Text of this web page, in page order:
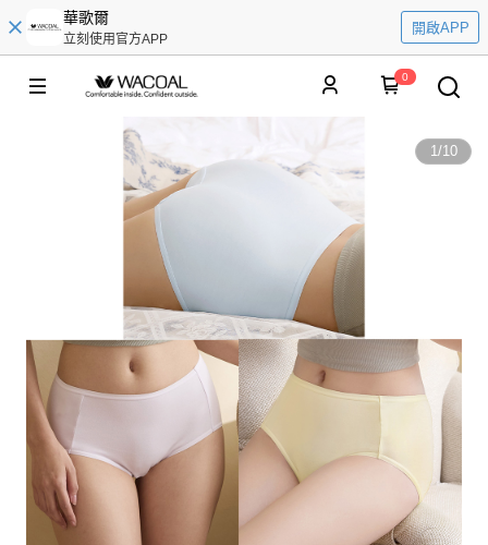
華歌爾
立刻使用官方APP
開啟APP
0
1/10